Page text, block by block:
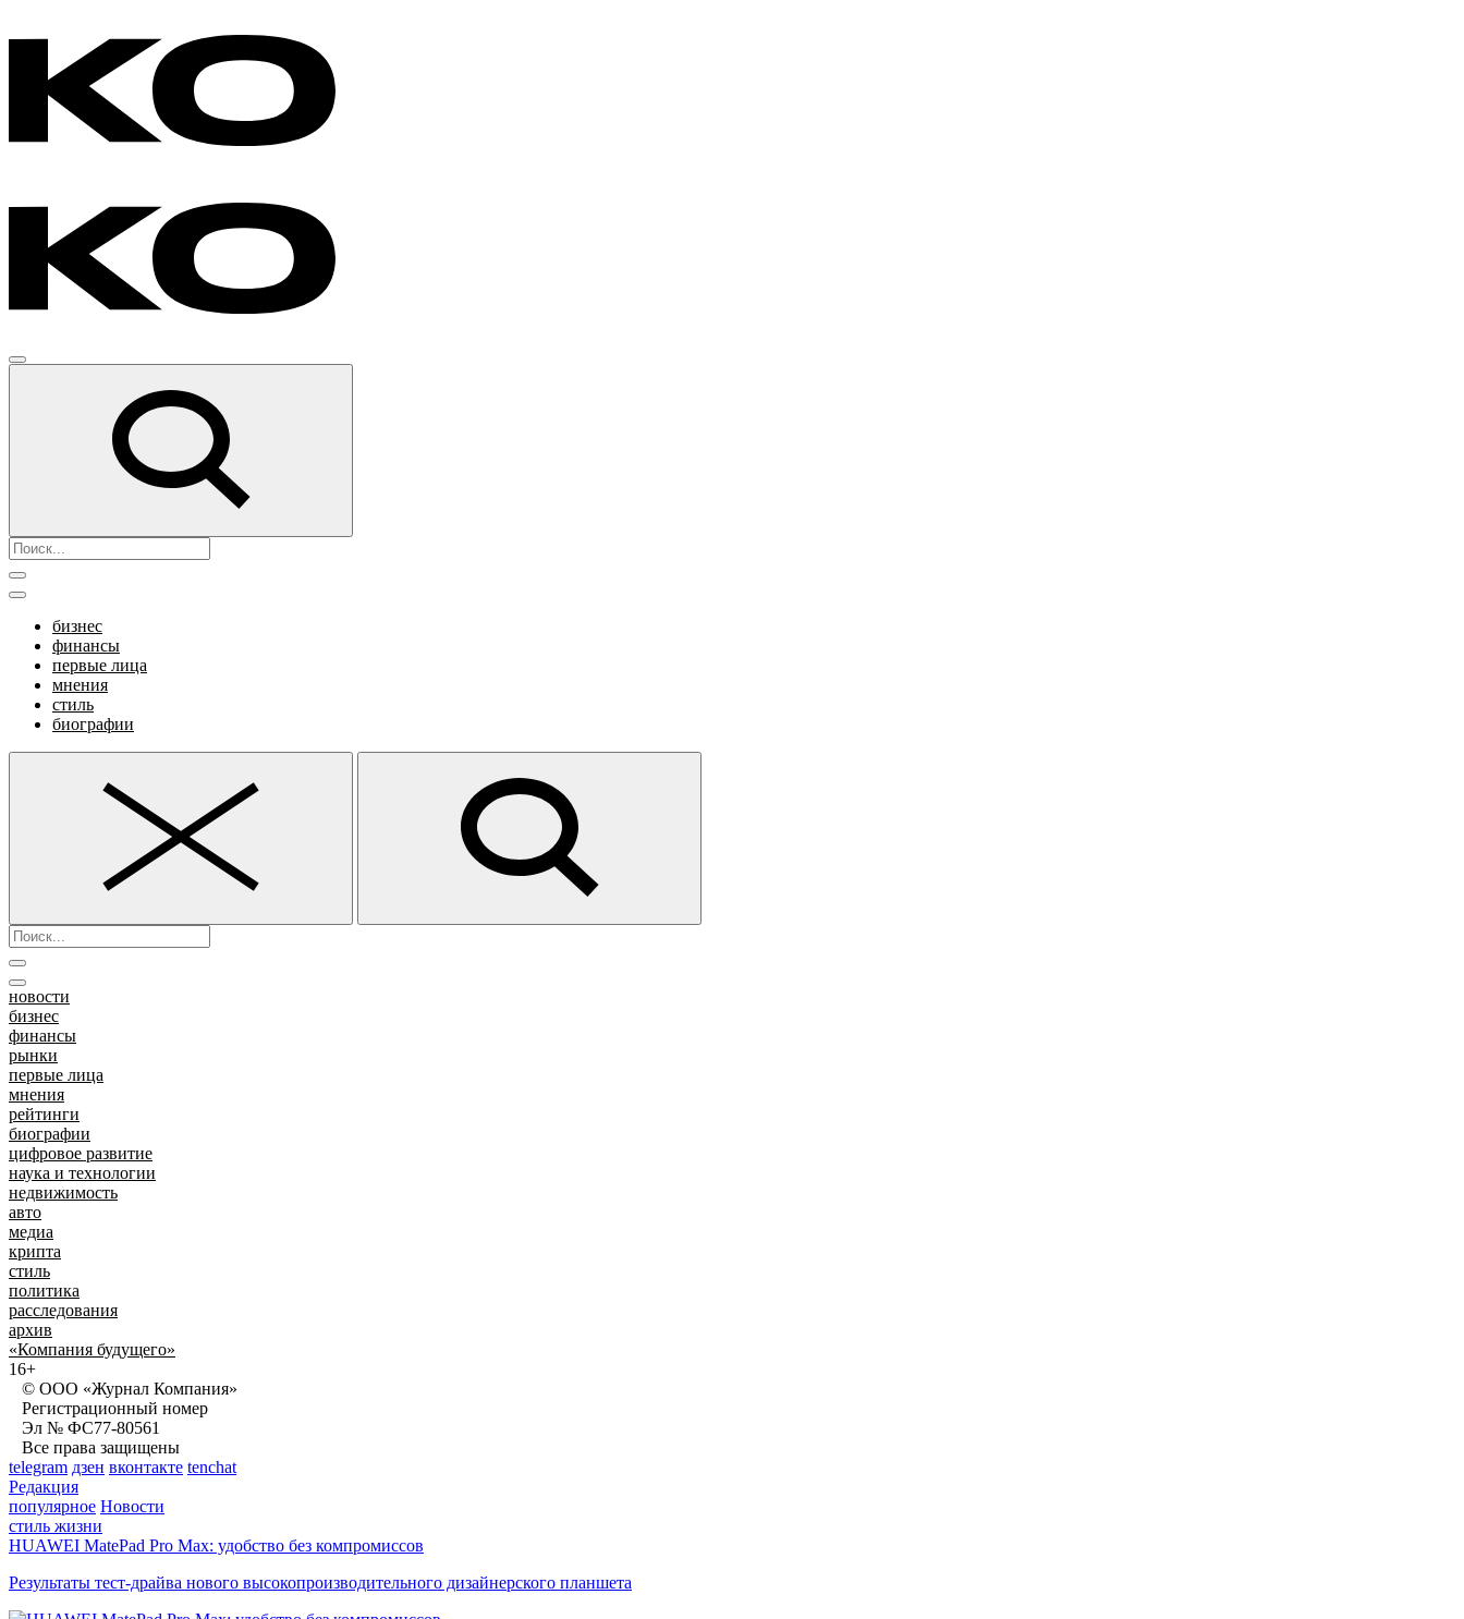
бизнес
финансы
первые лица
мнения
стиль
биографии
новости
бизнес
финансы
рынки
первые лица
мнения
рейтинги
биографии
цифровое развитие
наука и технологии
недвижимость
авто
медиа
крипта
стиль
политика
расследования
архив
«Компания будущего»
16+
© ООО «Журнал Компания»
Регистрационный номер
Эл № ФС77-80561
Все права защищены
telegram дзен вконтакте tenchat
Редакция
популярное Новости
стиль жизни
HUAWEI MatePad Pro Max: удобство без компромиссов
Результаты тест-драйва нового высокопроизводительного дизайнерского планшета